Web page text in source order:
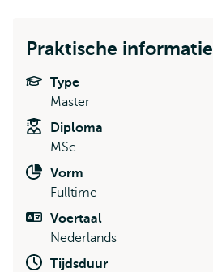
Praktische informatie
Type
Master
Diploma
MSc
Vorm
Fulltime
Voertaal
Nederlands
Tijdsduur